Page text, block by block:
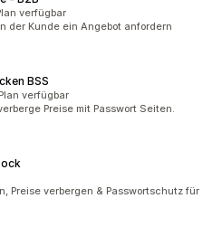
verfügbar
der Kunde ein Angebot anfordern
BSS
verfügbar
Preise mit Passwort Seiten.
Preise verbergen & Passwortschutz für